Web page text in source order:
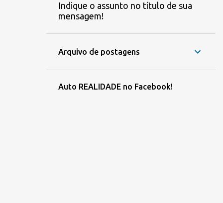
Indique o assunto no título de sua
mensagem!
Arquivo de postagens
Auto REALIDADE no Facebook!